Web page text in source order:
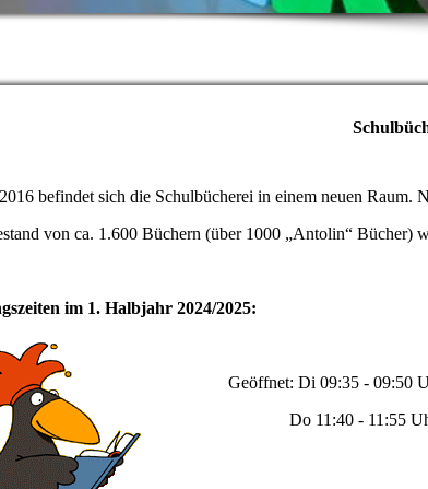
befindet sich die Schulbücherei in einem neuen Raum.
von ca. 1.600 Büchern (über 1000 „Antolin“ Bücher)
im 1. Halbjahr 2024/2025:
Geöffnet: Di 09:35 - 09:50
Do 11:40 - 11:55